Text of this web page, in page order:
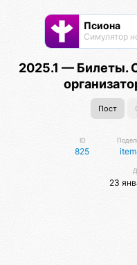
Псиона
2025.1 — Билеты.
Пост
ID
825
23